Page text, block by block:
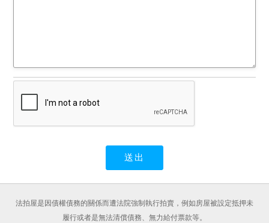
法拍屋是因債權債務的關係而遭法院強制執行拍賣，例如房屋被設定抵押未
履行或者是無法清償債務、無力給付票款等。